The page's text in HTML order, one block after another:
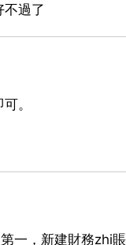
過了
。
一，新建財務zhi